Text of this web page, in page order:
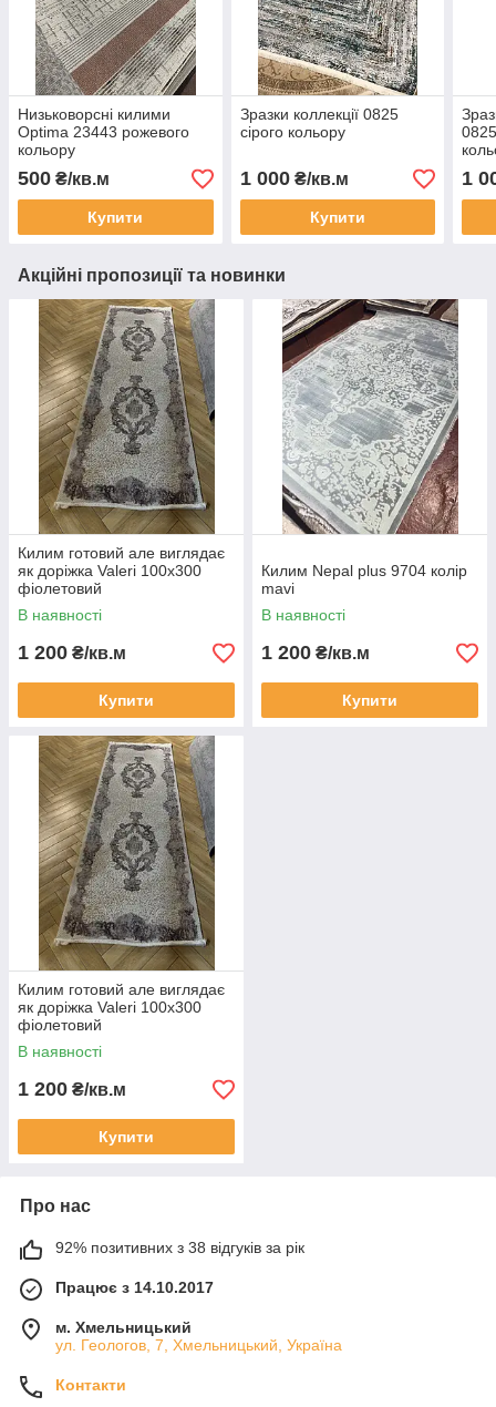
Низьковорсні килими
Optima 23443 рожевого
кольору
500 ₴/кв.м
Купити
Зразки коллекції 0825
сірого кольору
1 000₴/кв.м
Купити
1
Акційні пропозиції та новинки
Килим готовий але виглядає
як доріжка Valeri 100х300
фіолетовий
В наявності
1 200 ₴/кв.м
Купити
Килим Nepal plus 9704 колір
mavi
В наявності
1 200 ₴/кв.м
Купити
Килим готовий але виглядає
як доріжка Valeri 100х300
фіолетовий
В наявності
1 200 ₴/кв.м
Купити
Про нас
92% позитивних з 38 відгуків за рік
Працює з 14.10.2017
м. Хмельницький
ул. Геологов, 7, Хмельницький, Україна
Контакти